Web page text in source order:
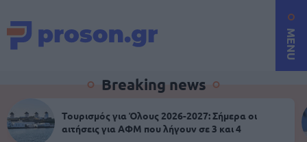
MENU
Breaking news
Τουρισμός για Όλους 2026-2027: Σήμερα οι
αιτήσεις για ΑΦΜ που λήγουν σε 3 και 4